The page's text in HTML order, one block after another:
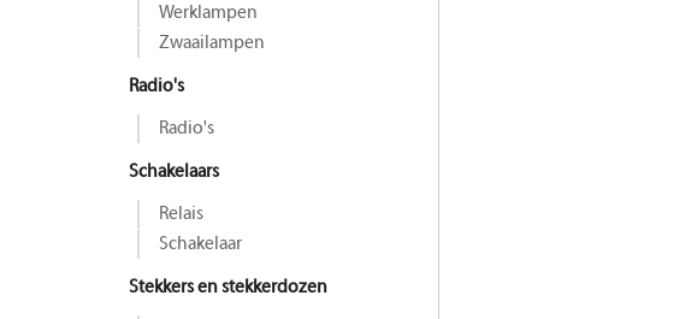
Werklampen
Zwaailampen
Radio's
Radio's
Schakelaars
Relais
Schakelaar
Stekkers en stekkerdozen